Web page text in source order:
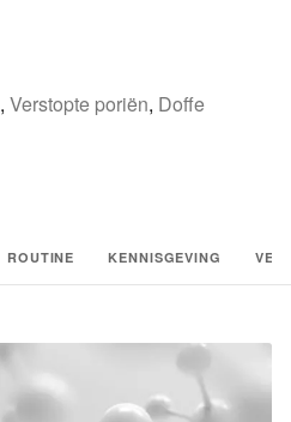
, Verstopte poriën, Doffe
ROUTINE KENNISGEVING